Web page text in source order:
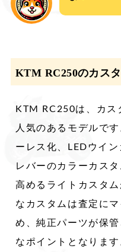
KTM RC250のカス
KTM RC250は、カス
人気のあるモデルで
ーレス化、LEDウイ
レバーのカラーカス
高めるライトカスタ
なカスタムは査定に
め、純正パーツが保
なポイントとなりま